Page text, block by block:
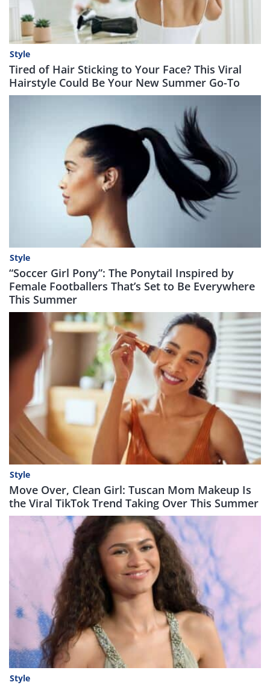
Style
Tired of Hair Sticking to Your Face? This Viral
Hairstyle Could Be Your New Summer Go-To
Style
“Soccer Girl Pony”: The Ponytail Inspired by
Female Footballers That’s Set to Be Everywhere
This Summer
Style
Move Over, Clean Girl: Tuscan Mom Makeup Is
the Viral TikTok Trend Taking Over This Summer
Style